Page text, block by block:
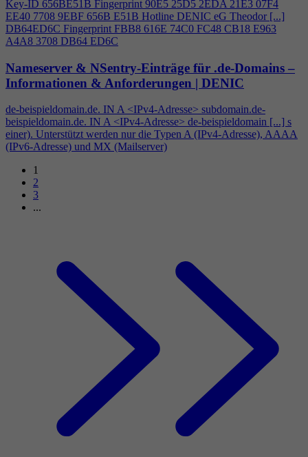
Key-ID 656BE51B Fingerprint 90E5 25D5 2EDA 21E3 07F4
EE40 7708 9EBF 656B E51B Hotline DENIC eG Theodor [...]
DB64ED6C Fingerprint FBB8 616E 74C0 FC48 CB18 E963
A4A8 3708 DB64 ED6C
Nameserver & NSentry-Einträge für .de-Domains –
Informationen & Anforderungen | DENIC
de-beispieldomain.de. IN A <IPv4-Adresse> subdomain.de-
beispieldomain.de. IN A <IPv4-Adresse> de-beispieldomain [...] s
einer). Unterstützt werden nur die Typen A (IPv4-Adresse), AAAA
(IPv6-Adresse) und MX (Mailserver)
1
2
3
...